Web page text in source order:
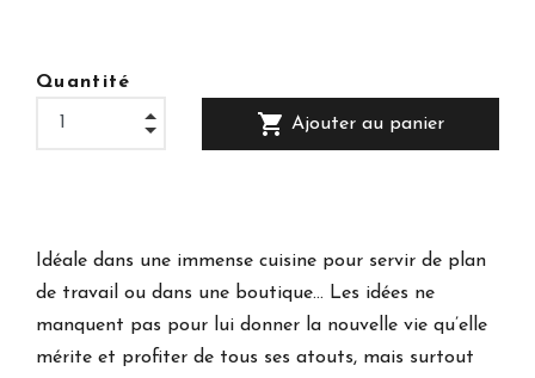
Quantité
shopping_cart Ajouter au panier
Idéale dans une immense cuisine pour servir de plan
de travail ou dans une boutique… Les idées ne
manquent pas pour lui donner la nouvelle vie qu’elle
mérite et profiter de tous ses atouts, mais surtout